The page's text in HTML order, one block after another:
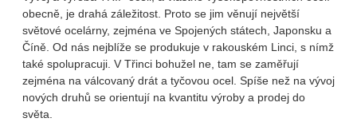
obecně, je drahá záležitost. Proto se jim věnují největší
světové ocelárny, zejména ve Spojených státech, Japonsku a
Číně. Od nás nejblíže se produkuje v rakouském Linci, s nímž
také spolupracuji. V Třinci bohužel ne, tam se zaměřují
zejména na válcovaný drát a tyčovou ocel. Spíše než na vývoj
nových druhů se orientují na kvantitu výroby a prodej do
světa.